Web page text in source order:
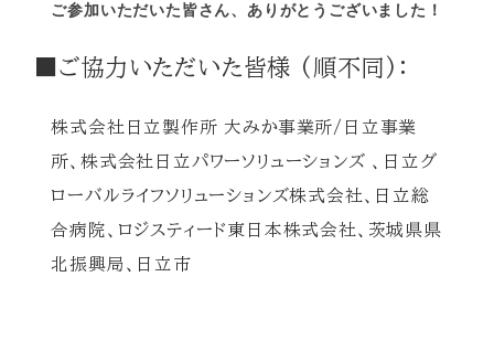
ご参加いただいた皆さん、ありがとうございました！
■ご協力いただいた皆様 (順不同)：
株式会社日立製作所 大みか事業所/日立事業
所、株式会社日立パワーソリューションズ 、日立グ
ローバルライフソリューションズ株式会社、日立総
合病院、ロジスティード東日本株式会社、茨城県県
北振興局、日立市